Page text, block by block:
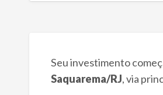
Seu investimento
Saquarema/RJ, via